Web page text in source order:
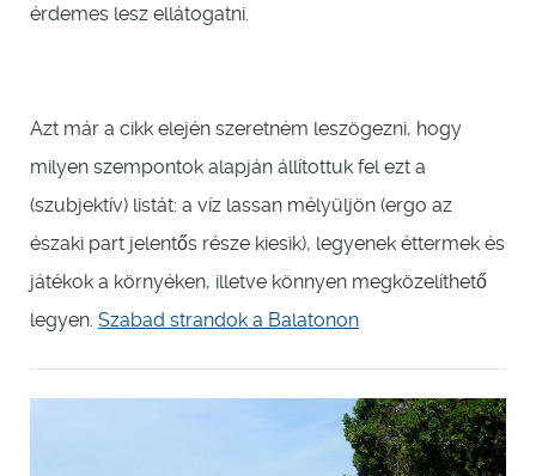
érdemes lesz ellátogatni.
Azt már a cikk elején szeretném leszögezni, hogy
milyen szempontok alapján állítottuk fel ezt a
(szubjektív) listát: a víz lassan mélyüljön (ergo az
északi part jelentős része kiesik), legyenek éttermek és
játékok a környéken, illetve könnyen megközelíthető
legyen. Szabad strandok a Balatonon